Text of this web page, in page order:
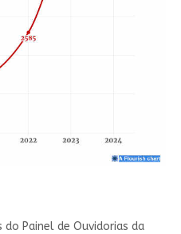
Painel de Ouvidorias da